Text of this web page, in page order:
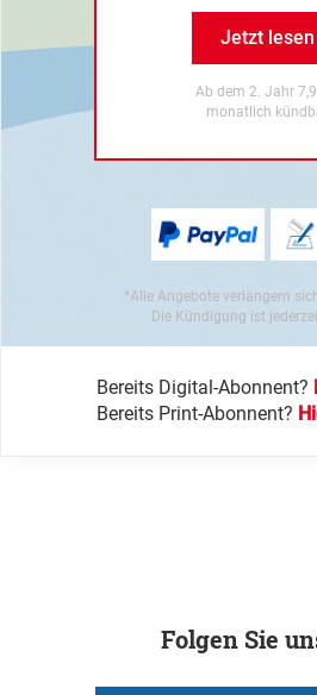
Jetzt lesen
Ab dem 2. Jahr
monatlich
*Alle Angebote verlängern
Die Kündigung ist
Bereits Digital-Abonnent?
Bereits Print-Abonnent?
Folgen Sie